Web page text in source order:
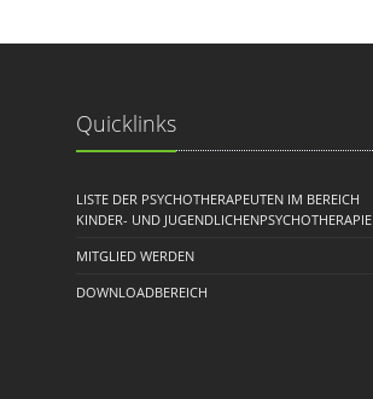
Quicklinks
LISTE DER PSYCHOTHERAPEUTEN IM BEREICH
KINDER- UND JUGENDLICHENPSYCHOTHERAPIE
MITGLIED WERDEN
DOWNLOADBEREICH